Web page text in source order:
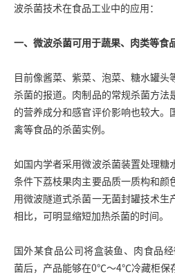
波杀菌技术在食品工业中的应用：
一、微波杀菌可用于蔬果、肉类等食
目前像酱菜、紫菜、泡菜、糖水罐
杀菌的报道。肉制品的常规杀菌方法
的营养成分和感官评价影响也较大。
禽等食品的杀菌实例。
如国内学者采用微波杀菌装置处理糖
条件下荔枝果肉主要品质一质构和颜
用微波隧道式杀菌一无菌封罐技术生
相比，可明显缩短加热杀菌的时间。
国外某食品公司将盒装鱼、肉食品
菌后，产品能够在0℃～4℃冷藏柜保